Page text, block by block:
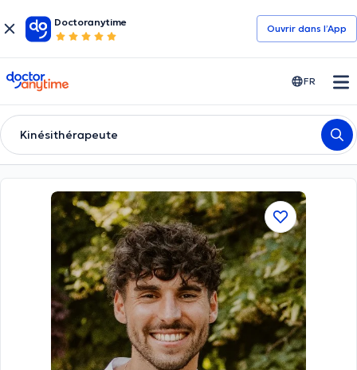
Doctoranytime
Ouvrir dans l’App
doctoranytime FR
Kinésithérapeute